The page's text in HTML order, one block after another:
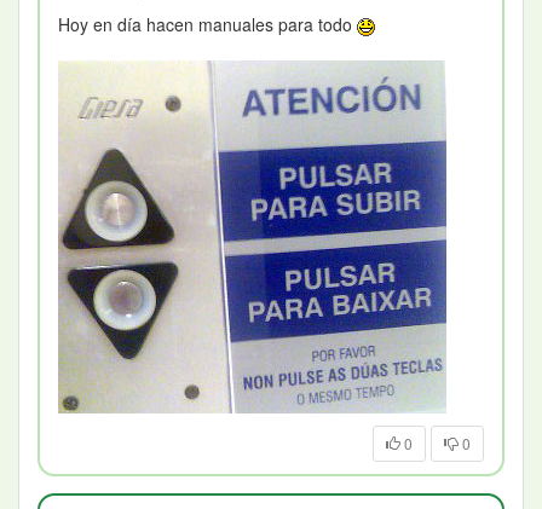
Hoy en día hacen manuales para todo
0 0